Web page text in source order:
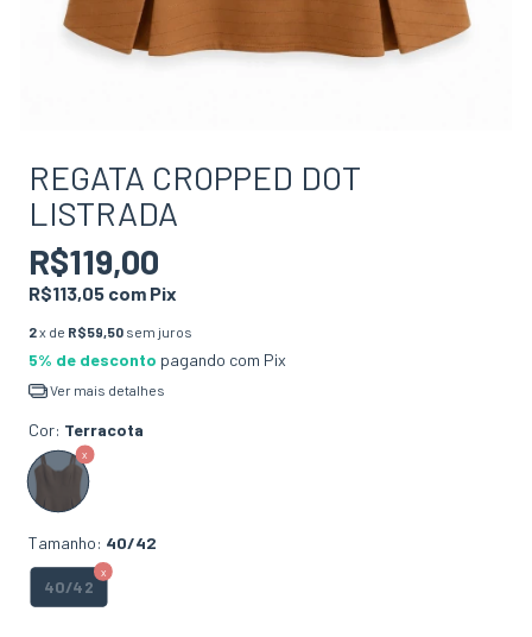
REGATA CROPPED DOT
LISTRADA
R$119,00
R$113,05 com Pix
2x de R$59,50 sem juros
5% de desconto pagando com Pix
Ver mais detalhes
Cor: Terracota
Tamanho: 40/42
40/42